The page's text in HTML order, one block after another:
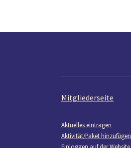
Mitgliederseite
Aktuelles eintragen
Aktivität/Paket hinzufügen